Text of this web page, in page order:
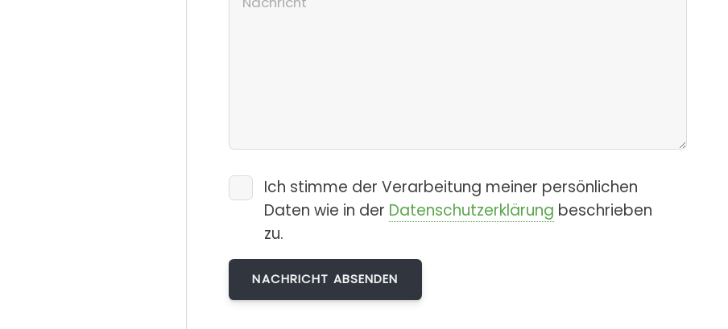
Ich stimme der Verarbeitung meiner persönlichen
Daten wie in der Datenschutzerklärung beschrieben
zu.